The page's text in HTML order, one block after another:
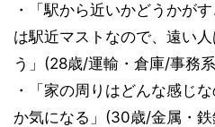
・「駅から近いかどうかが
は駅近マストなので、遠い
う」(28歳/運輸・倉庫/事務
・「家の周りはどんな感じ
か気になる」(30歳/金属・